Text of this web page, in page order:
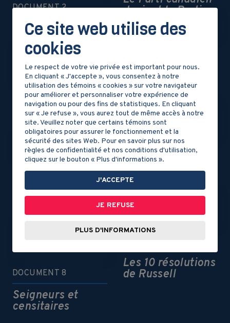
devient le Parti
patriote
DOCUMENT 2
La crise agricole
Les 92
Résolutions
DOCUMENT 4
L’assemblée des
six-comtés
DOCUMENT 5
Des conditions de
vie difficiles
DOCUMENT 6
La crise des
Les 10 résolutions
de Russell
DOCUMENT 8
Seigneurs et
censitaires
Ce site web utilise des
cookies
Le respect de votre vie privée est important pour nous.
En cliquant « J'accepte », vous consentez à notre
utilisation des témoins « cookies » sur votre navigateur
pour améliorer et personnaliser votre expérience de
navigation ou pour des fins de statistiques. En cliquant
sur « Je refuse », vous aurez tout de même accès à notre
site. Veuillez noter que certains témoins sont
obligatoires pour assurer le fonctionnement et la
sécurité des sites Web. Pour en savoir plus sur nos
règles de confidentialité et nos conditions d'utilisation,
cliquez sur le bouton « Plus d'informations ».
J'ACCEPTE
JE REFUSE
PLUS D'INFORMATIONS